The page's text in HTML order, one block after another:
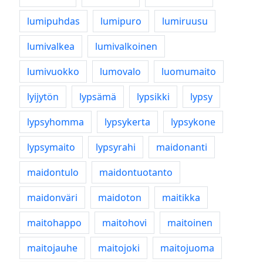
lumipuhdas
lumipuro
lumiruusu
lumivalkea
lumivalkoinen
lumivuokko
lumovalo
luomumaito
lyijytön
lypsämä lypsikki
lypsy
lypsyhomma
lypsykerta
lypsykone
lypsymaito
lypsyrahi
maidonanti
maidontulo
maidontuotanto
maidonväri
maidoton
maitikka
maitohappo
maitohovi
maitoinen
maitojauhe
maitojoki
maitojuoma